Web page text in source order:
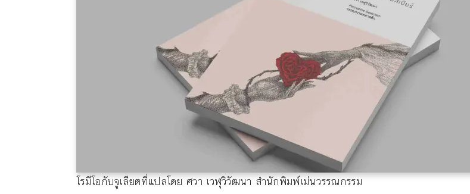
โรมีโอกับจูเลียตที่แปลโดย ศวา เวฬุวิวัฒนา สำนักพิมพ์เม่นวรรณกรรม